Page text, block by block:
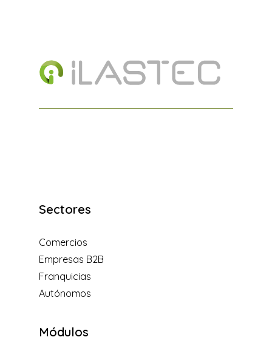
Sectores
Comercios
Empresas B2B
Franquicias
Autónomos
Módulos